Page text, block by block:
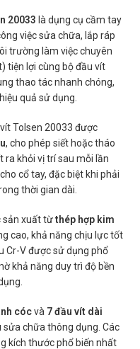
20033 là dụng cụ cầm tay
việc sửa chữa, lắp ráp
trường làm việc chuyên
tiện lợi cùng bộ đầu vít
thao tác nhanh chóng,
quả sử dụng.
Tolsen 20033 được
, cho phép siết hoặc tháo
ra khỏi vị trí sau mỗi lần
cổ tay, đặc biệt khi phải
thời gian dài.
sản xuất từthép hợp kim
cao, khả năng chịu lực tốt
Cr-V được sử dụng phổ
khả năng duy trì độ bền
cócvà 7 đầu vít dài
sửa chữa thông dụng. Các
kích thước phổ biến nhất